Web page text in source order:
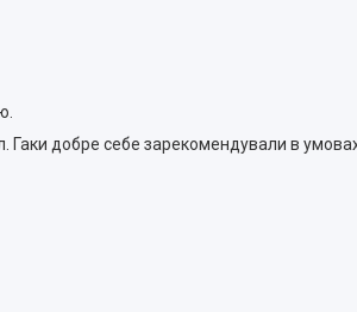
Гаки добре себе зарекомендували в